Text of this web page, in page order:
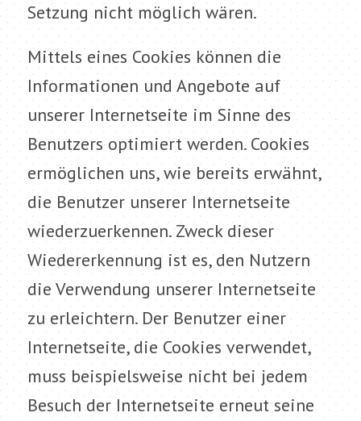
Setzung nicht möglich wären.
Mittels eines Cookies können die
Informationen und Angebote auf
unserer Internetseite im Sinne des
Benutzers optimiert werden. Cookies
ermöglichen uns, wie bereits erwähnt,
die Benutzer unserer Internetseite
wiederzuerkennen. Zweck dieser
Wiedererkennung ist es, den Nutzern
die Verwendung unserer Internetseite
zu erleichtern. Der Benutzer einer
Internetseite, die Cookies verwendet,
muss beispielsweise nicht bei jedem
Besuch der Internetseite erneut seine